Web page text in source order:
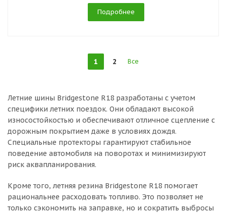
Подробнее
1 2 Все
Летние шины Bridgestone R18 разработаны с учетом
специфики летних поездок. Они обладают высокой
износостойкостью и обеспечивают отличное сцепление с
дорожным покрытием даже в условиях дождя.
Специальные протекторы гарантируют стабильное
поведение автомобиля на поворотах и минимизируют
риск аквапланирования.
Кроме того, летняя резина Bridgestone R18 помогает
рациональнее расходовать топливо. Это позволяет не
только сэкономить на заправке, но и сократить выбросы